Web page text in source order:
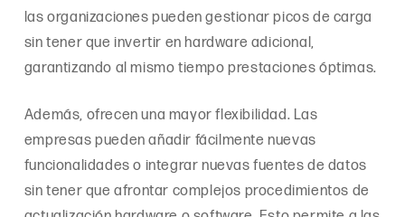
las organizaciones pueden gestionar picos de carga
sin tener que invertir en hardware adicional,
garantizando al mismo tiempo prestaciones óptimas.
Además, ofrecen una mayor flexibilidad. Las
empresas pueden añadir fácilmente nuevas
funcionalidades o integrar nuevas fuentes de datos
sin tener que afrontar complejos procedimientos de